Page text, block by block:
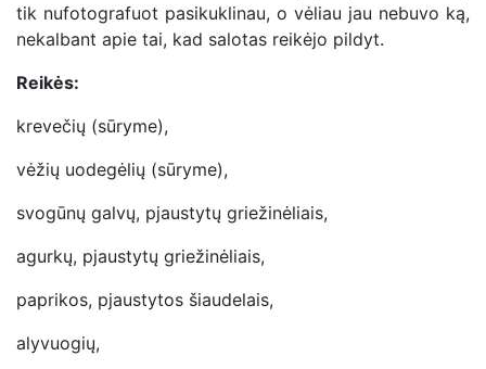
tik nufotografuot pasikuklinau, o vėliau jau nebuvo ką,
nekalbant apie tai, kad salotas reikėjo pildyt.
Reikės:
krevečių (sūryme),
vėžių uodegėlių (sūryme),
svogūnų galvų, pjaustytų griežinėliais,
agurkų, pjaustytų griežinėliais,
paprikos, pjaustytos šiaudelais,
alyvuogių,